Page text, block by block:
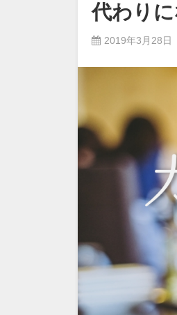
代わり
2019年3月28日